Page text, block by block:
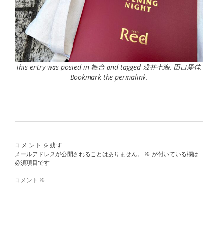
This entry was posted in 舞台 and tagged 浅井七海, 田口愛佳.
Bookmark the permalink.
コメントを残す
メールアドレスが公開されることはありません。
※ が付いている欄は
必須項目です
コメント ※